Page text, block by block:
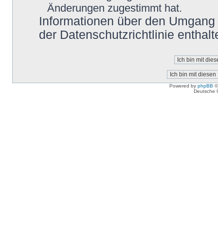
Änderungen zugestimmt hat.
Informationen über den
der Datenschutzrichtlinie
Powered by phpBB
Deutsche